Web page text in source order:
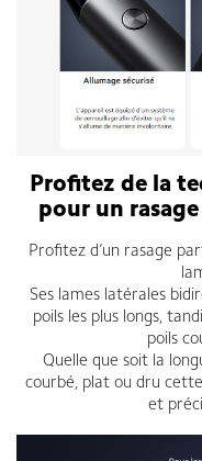
Profitez de la
pour un
Profitez d’un rasage
Ses lames latérales
poils les plus longs,
poils
Quelle que soit la
courbé, plat ou dru
et